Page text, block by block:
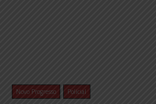
Novo Progresso Policial